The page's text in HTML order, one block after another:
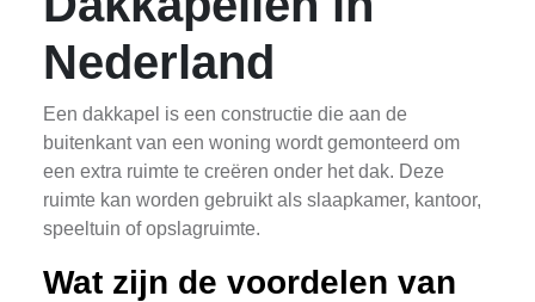
Nederland
Een dakkapel is een constructie die aan de
buitenkant van een woning wordt gemonteerd om
een extra ruimte te creëren onder het dak. Deze
ruimte kan worden gebruikt als slaapkamer, kantoor,
speeltuin of opslagruimte.
Wat zijn de voordelen van